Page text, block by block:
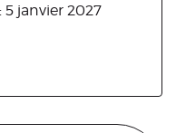
: 5 janvier 2027